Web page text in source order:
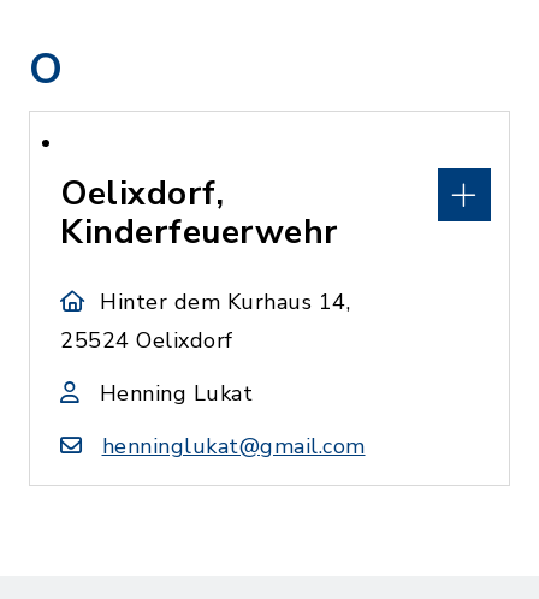
O
Oelixdorf,
Kinderfeuerwehr
Hinter dem Kurhaus 14,
25524 Oelixdorf
Henning Lukat
henninglukat@gmail.com